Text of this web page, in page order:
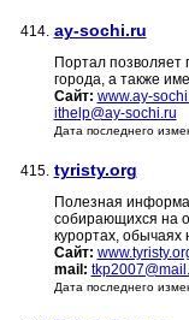
414. ay-sochi.ru
Портал позволяет
города, а также
Сайт: www.ay-
ithelp@ay-sochi.ru
Дата последнего
415. tyristy.org
Полезная
собирающихся на
курортах, обычаях
Сайт:
mail:
Дата последнего